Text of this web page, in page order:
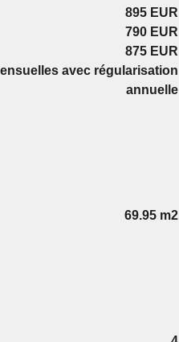
895 EUR
790 EUR
875 EUR
avec régularisation
annuelle
69.95 m2